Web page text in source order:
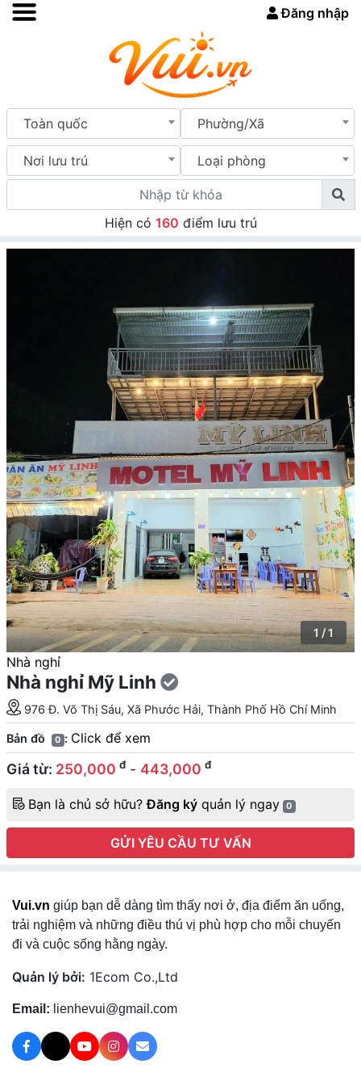
Đăng nhập
Toàn quốc Phường/Xã
Nơi lưu trú Loại phòng
Hiện có 160 điểm lưu trú
1 / 1
Nhà nghỉ
Nhà nghỉ Mỹ Linh
976 Đ. Võ Thị Sáu, Xã Phước Hải, Thành Phố Hồ Chí Minh
Bản đồ 0 : Click để xem
Giá từ: 250,000 đ - 443,000 đ
Bạn là chủ sở hữu?Đăng ký quản lý ngay 0
GỬI YÊU CẦU TƯ VẤN
Vui.vn giúp bạn dễ dàng tìm thấy nơi ở, địa điểm ăn uống,
trải nghiệm và những điều thú vị phù hợp cho mỗi chuyến
đi và cuộc sống hằng ngày.
Quản lý bởi: 1Ecom Co.,Ltd
Email: lienhevui@gmail.com